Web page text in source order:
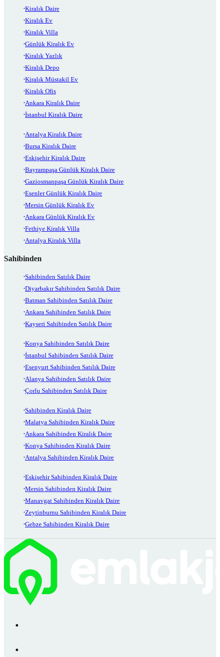
Kiralık Daire
Kiralık Ev
Kiralık Villa
Günlük Kiralık Ev
Kiralık Yazlık
Kiralık Depo
Kiralık Müstakil Ev
Kiralık Ofis
Ankara Kiralık Daire
İstanbul Kiralık Daire
Antalya Kiralık Daire
Bursa Kiralık Daire
Eskişehir Kiralık Daire
Bayrampaşa Günlük Kiralık Daire
Gaziosmanpaşa Günlük Kiralık Daire
Esenler Günlük Kiralık Daire
Mersin Günlük Kiralık Ev
Ankara Günlük Kiralık Ev
Fethiye Kiralık Villa
Antalya Kiralık Villa
Sahibinden
Sahibinden Satılık Daire
Diyarbakır Sahibinden Satılık Daire
Batman Sahibinden Satılık Daire
Ankara Sahibinden Satılık Daire
Kayseri Sahibinden Satılık Daire
Konya Sahibinden Satılık Daire
İstanbul Sahibinden Satılık Daire
Esenyurt Sahibinden Satılık Daire
Alanya Sahibinden Satılık Daire
Çorlu Sahibinden Satılık Daire
Sahibinden Kiralık Daire
Malatya Sahibinden Kiralık Daire
Ankara Sahibinden Kiralık Daire
Konya Sahibinden Kiralık Daire
Antalya Sahibinden Kiralık Daire
Eskişehir Sahibinden Kiralık Daire
Mersin Sahibinden Kiralık Daire
Manavgat Sahibinden Kiralık Daire
Zeytinburnu Sahibinden Kiralık Daire
Gebze Sahibinden Kiralık Daire